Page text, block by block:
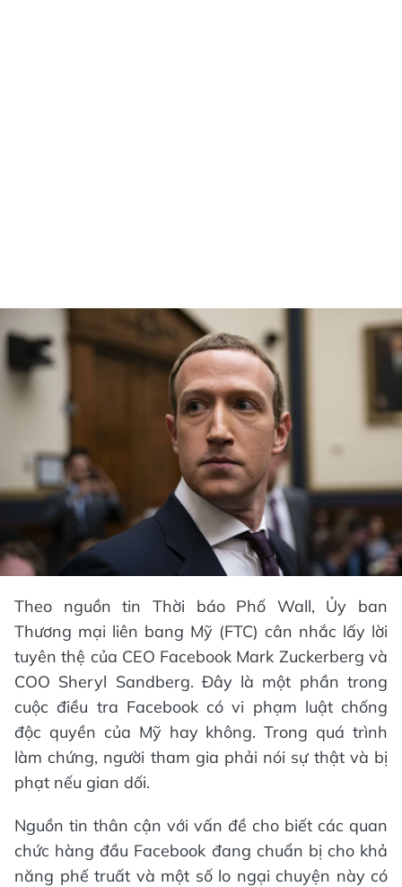
Theo nguồn tin Thời báo Phố Wall, Ủy ban
Thương mại liên bang Mỹ (FTC) cân nhắc lấy lời
tuyên thệ của CEO Facebook Mark Zuckerberg và
COO Sheryl Sandberg. Đây là một phần trong
cuộc điều tra Facebook có vi phạm luật chống
độc quyền của Mỹ hay không. Trong quá trình
làm chứng, người tham gia phải nói sự thật và bị
phạt nếu gian dối.
Nguồn tin thân cận với vấn đề cho biết các quan
chức hàng đầu Facebook đang chuẩn bị cho khả
năng phế truất và một số lo ngại chuyện này có